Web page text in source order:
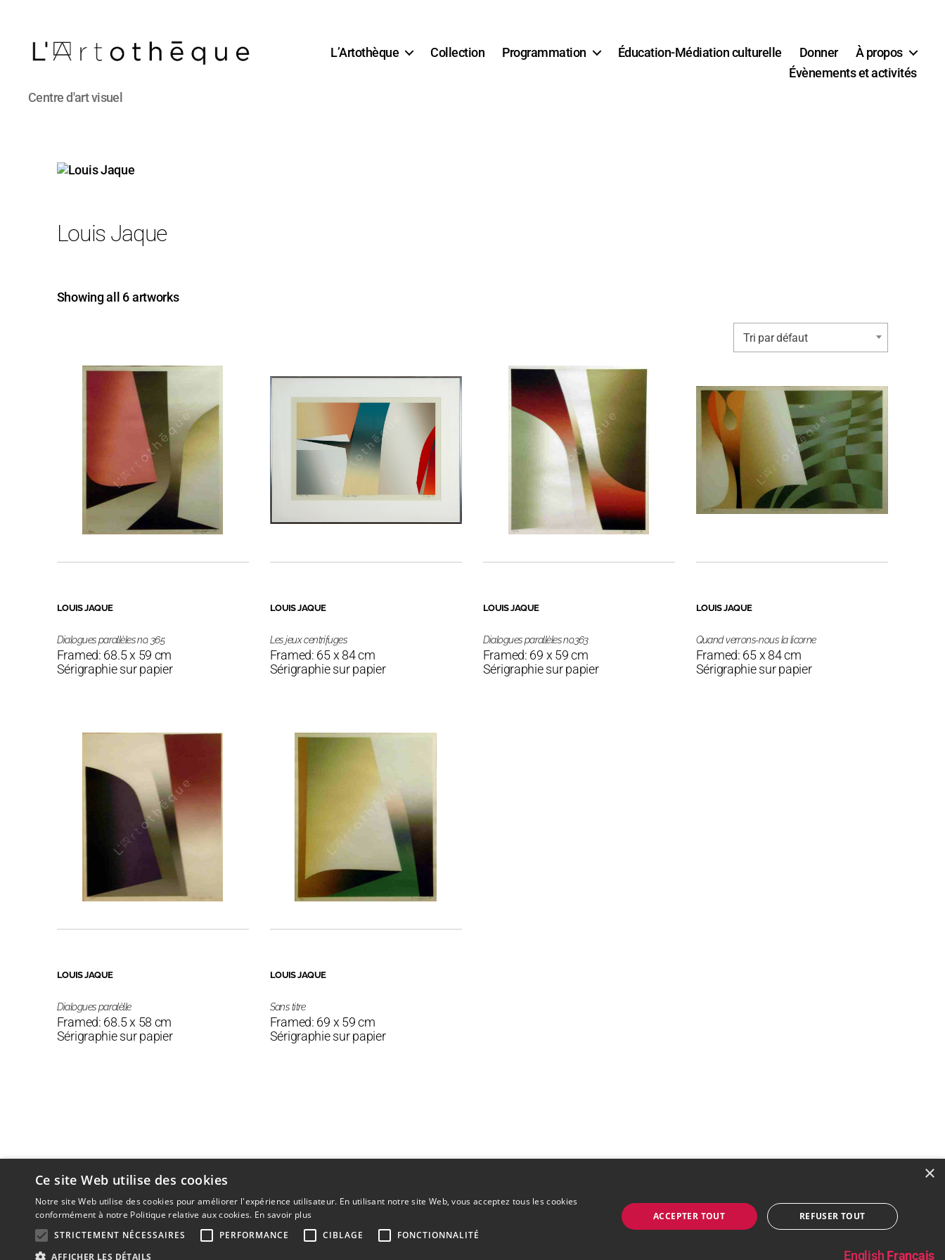
L'Artothèque
Centre d'art visuel
L’Artothèque Collection Programmation Éducation-Médiation culturelle Donner
À propos
Évènements et activités
Louis Jaque
Showing all 6 artworks
Tri par défaut
LOUIS JAQUE
Dialogues parallèles no. 365
Framed: 68.5 x 59 cm
Sérigraphie sur papier
LOUIS JAQUE
Les jeux centrifuges
Framed: 65 x 84 cm
Sérigraphie sur papier
LOUIS JAQUE
Dialogues parallèles no.363
Framed: 69 x 59 cm
Sérigraphie sur papier
LOUIS JAQUE
Quand verrons-nous la licorne
Framed: 65 x 84 cm
Sérigraphie sur papier
LOUIS JAQUE
Dialogues paralèlle
Framed: 68.5 x 58 cm
Sérigraphie sur papier
LOUIS JAQUE
Sans titre
Framed: 69 x 59 cm
Sérigraphie sur papier
© 2026L'Artothèque Propulsé par WordPress Vers le haut↑
English Français
×
Ce site Web utilise des cookies
Notre site Web utilise des cookies pour améliorer l'expérience utilisateur. En utilisant notre site Web, vous acceptez tous les cookies
conformément à notre Politique relative aux cookies. En savoir plus
STRICTEMENT NÉCESSAIRES
PERFORMANCE CIBLAGE
FONCTIONNALITÉ
AFFICHER LES DÉTAILS
ACCEPTER TOUT REFUSER TOUT